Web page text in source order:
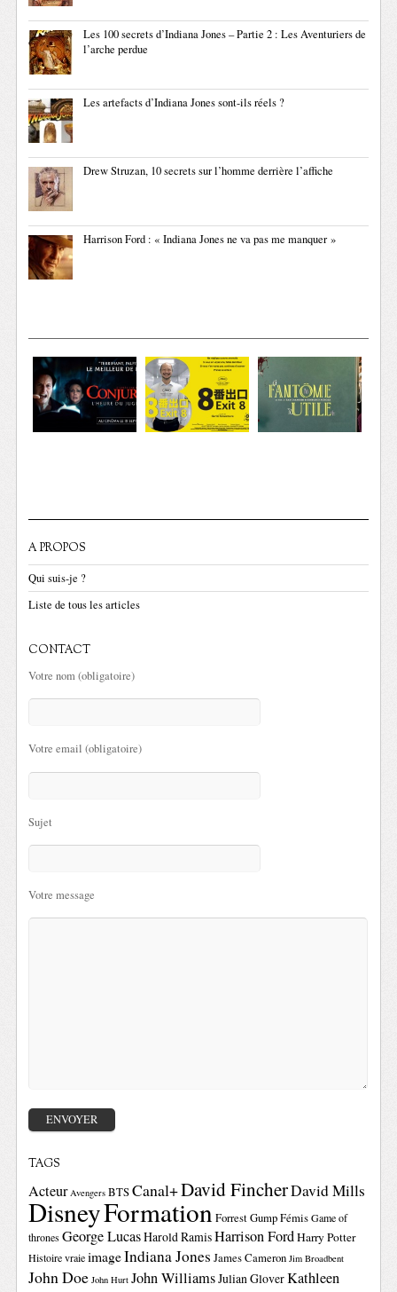
Les 100 secrets d’Indiana Jones – Partie 2 : Les Aventuriers de
l’arche perdue
Les artefacts d’Indiana Jones sont-ils réels ?
Drew Struzan, 10 secrets sur l’homme derrière l’affiche
Harrison Ford : « Indiana Jones ne va pas me manquer »
A PROPOS
Qui suis-je ?
Liste de tous les articles
CONTACT
Votre nom (obligatoire)
Votre email (obligatoire)
Sujet
Votre message
TAGS
Acteur Avengers BTSCanal+David FincherDavid Mills
DisneyFormationForrest GumpFémis Game of
thrones George LucasHarold RamisHarrison FordHarry Potter
Histoire vraie imageIndiana Jones James Cameron Jim Broadbent
John Doe John Hurt John WilliamsJulian GloverKathleen